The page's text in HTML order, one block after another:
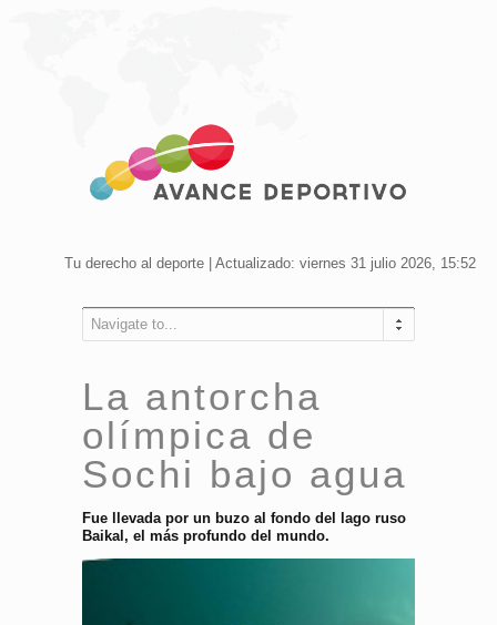
Tu derecho al deporte | Actualizado: viernes 31 julio 2026, 15:52
Navigate to...
La antorcha
olímpica de
Sochi bajo agua
Fue llevada por un buzo al fondo del lago ruso
Baikal, el más profundo del mundo.